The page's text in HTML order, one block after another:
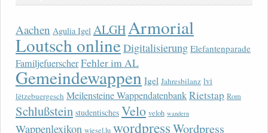
Aachen Agulia Igel ALGHArmorial
Loutsch onlineDigitalisierung Elefantenparade
FamiljefuerscherFehler im AL
Gemeindewappen Igel Jahresbilanz lvi
lëtzebuergesch Meilensteine WappendatenbankRietstap Rom
Schlußstein studentisches Velo veloh wandern
Wappenlexikon wiesel.lu wordpressWordpress